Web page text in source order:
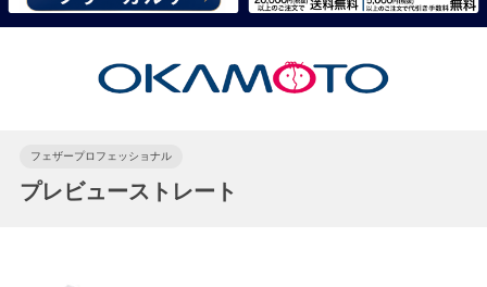
フェザープロフェッショナル
プレビューストレート